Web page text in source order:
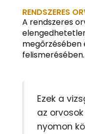
RENDSZERES
A rendszeres
megőrzésében
felismerésében.
Ezek a
az
nyomon